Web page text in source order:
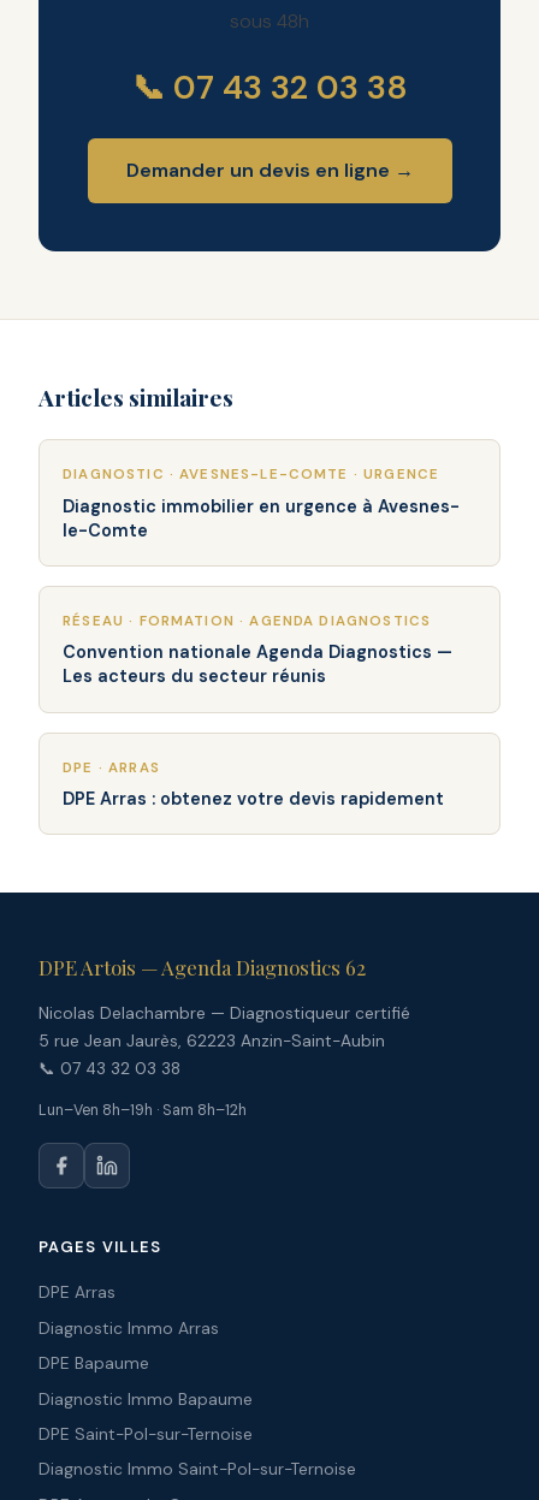
sous 48h
📞 07 43 32 03 38
Demander un devis en ligne →
Articles similaires
DIAGNOSTIC · AVESNES-LE-COMTE · URGENCE
Diagnostic immobilier en urgence à Avesnes-
le-Comte
RÉSEAU · FORMATION · AGENDA DIAGNOSTICS
Convention nationale Agenda Diagnostics —
Les acteurs du secteur réunis
DPE · ARRAS
DPE Arras : obtenez votre devis rapidement
DPE Artois — Agenda Diagnostics 62
Nicolas Delachambre — Diagnostiqueur certifié
5 rue Jean Jaurès, 62223 Anzin-Saint-Aubin
📞 07 43 32 03 38
Lun–Ven 8h–19h · Sam 8h–12h
PAGES VILLES
DPE Arras
Diagnostic Immo Arras
DPE Bapaume
Diagnostic Immo Bapaume
DPE Saint-Pol-sur-Ternoise
Diagnostic Immo Saint-Pol-sur-Ternoise